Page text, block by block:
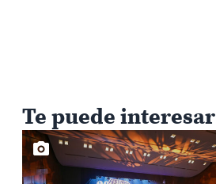
Te puede interesar